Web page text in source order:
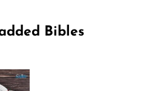
Bibles